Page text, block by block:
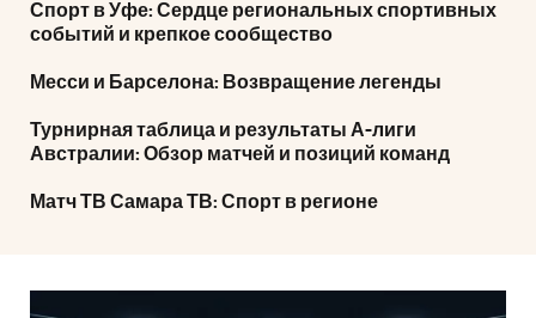
Спорт в Уфе: Сердце региональных спортивных
событий и крепкое сообщество
Месси и Барселона: Возвращение легенды
Турнирная таблица и результаты А-лиги
Австралии: Обзор матчей и позиций команд
Матч ТВ Самара ТВ: Спорт в регионе